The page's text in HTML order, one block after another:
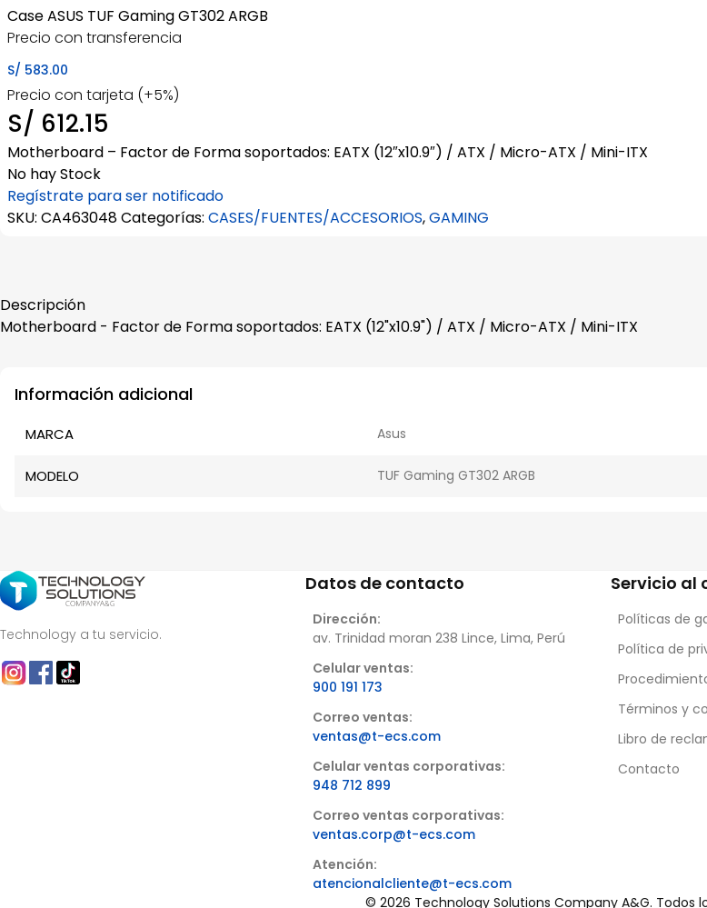
Case ASUS TUF Gaming GT302 ARGB
Precio con transferencia
S/ 583.00
Precio con tarjeta (+5%)
S/ 612.15
Motherboard – Factor de Forma soportados: EATX (12″x10.9″) / ATX / Micro-ATX / Mini-ITX
No hay Stock
Regístrate para ser notificado
SKU: CA463048Categorías: CASES/FUENTES/ACCESORIOS,GAMING
Descripción
Motherboard - Factor de Forma soportados: EATX (12"x10.9") / ATX / Micro-ATX / Mini-ITX
Información adicional
MARCA Asus
MODELO TUF Gaming GT302 ARGB
Technology a tu servicio.
Datos de contacto
Dirección:
av. Trinidad moran 238 Lince, Lima, Perú
Celular ventas:
900 191 173
Correo ventas:
ventas@t-ecs.com
Celular ventas corporativas:
948 712 899
Correo ventas corporativas:
ventas.corp@t-ecs.com
Atención:
atencionalcliente@t-ecs.com
Servicio al
Políticas de
Política de
Términos y
Libro de
Contacto
© 2026 Technology Solutions Company A&G. Todos